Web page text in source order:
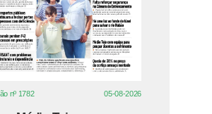
nº 1782 05-08-2026